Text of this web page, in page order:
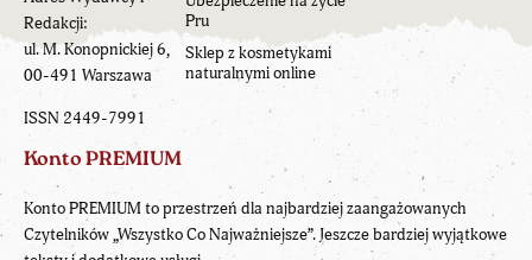
Redakcji:
ul. M. Konopnickiej 6,
00-491 Warszawa
ISSN 2449-7991
Pru
Sklep z kosmetykami
naturalnymi online
Konto PREMIUM
Konto PREMIUM to przestrzeń dla najbardziej zaangażowanych
Czytelników „Wszystko Co Najważniejsze”. Jeszcze bardziej wyjątkowe